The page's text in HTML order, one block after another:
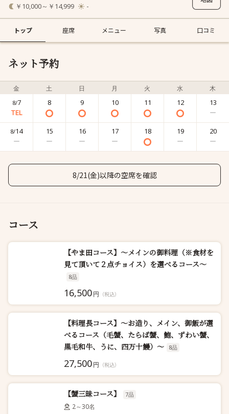
￥10,000～￥14,999 -
トップ 座席 メニュー 写真 口コミ
ネット予約
金 土 日 月 火 水 木
8/7 8 9 10 11 12 13
8/14 15 16 17 18 19 20
8/21(金)以降の空席を確認
コース
【やま田コース】～メインの御料理（※食材を
見て頂いて２点チョイス）を選べるコース～
8品
16,500円 （税込）
【料理長コース】～お造り、メイン、御飯が選
べるコース（毛蟹、たらば蟹、鮑、ずわい蟹、
黒毛和牛、うに、四万十鰻）～
8品
27,500円 （税込）
【蟹三昧コース】 7品
2～30名